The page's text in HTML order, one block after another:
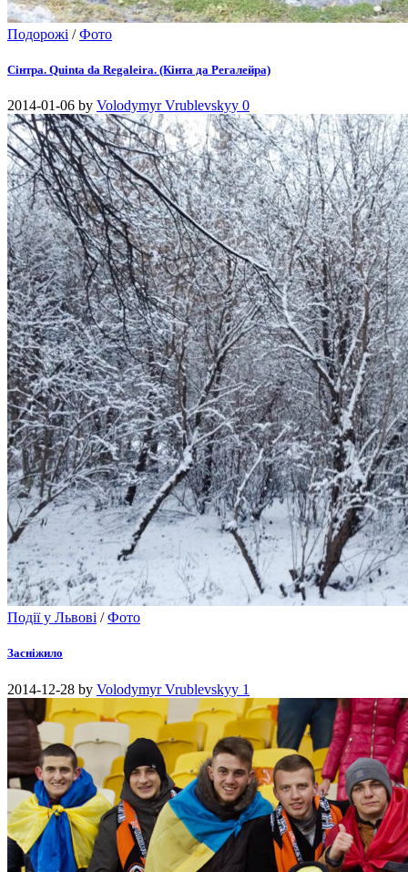
Подорожі /Фото
Сінтра. Quinta da Regaleira. (Кінта да Регалейра)
2014-01-06 by Volodymyr Vrublevskyy 0
Події у Львові /Фото
Засніжило
2014-12-28 by Volodymyr Vrublevskyy 1